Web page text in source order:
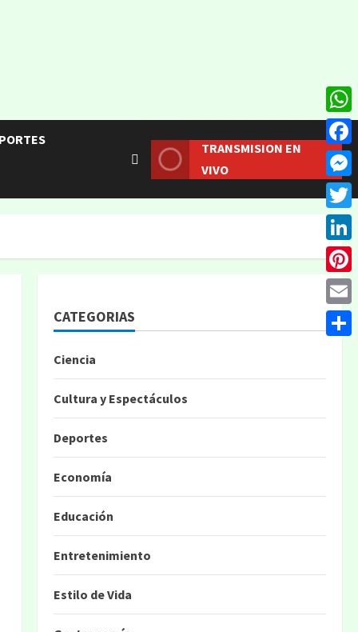
TRANSMISION EN
VIVO
CATEGORIAS
Ciencia
Cultura y Espectáculos
Deportes
Economía
Educación
Entretenimiento
Estilo de Vida
Email